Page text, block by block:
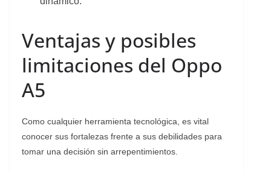
Ventajas y posibles
limitaciones del Oppo
A5
Como cualquier herramienta tecnológica, es vital
conocer sus fortalezas frente a sus debilidades para
tomar una decisión sin arrepentimientos.